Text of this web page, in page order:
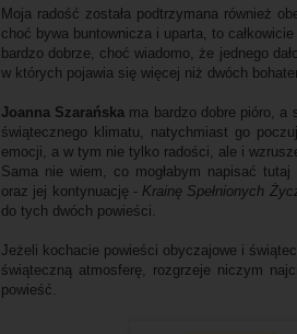
Moja radość została podtrzymana również
choć bywa buntownicza i uparta, to
bardzo dobrze, choć wiadomo, że jednego
w których pojawia się więcej niż dwóch
Joanna Szarańska ma bardzo dobre pióro,
świątecznego klimatu, natychmiast go
emocji, a w tym nie tylko radości, ale i
Sama nie wiem, co mogłabym napisać tutaj
oraz jej kontynuację - Krainę Spełnionych
do tych dwóch powieści.
Jeżeli kochacie powieści obyczajowe i
świąteczną atmosferę, rozgrzeje niczym
powieść.